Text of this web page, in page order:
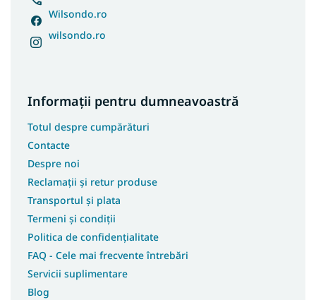
Covoare 180x250
Covoare 250x350
Covoare 133x195
Covoare 400x400
Covoare 120x90
Covoare 120x100
Wilsondo.ro
wilsondo.ro
Informații pentru dumneavoastră
Totul despre cumpărături
Contacte
Despre noi
Reclamații și retur produse
Transportul și plata
Termeni și condiții
Politica de confidențialitate
FAQ - Cele mai frecvente întrebări
Servicii suplimentare
Blog